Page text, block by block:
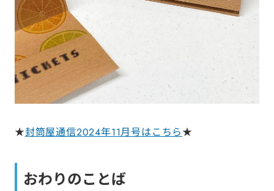
★封筒屋通信2024年11月号はこちら★
おわりのことば